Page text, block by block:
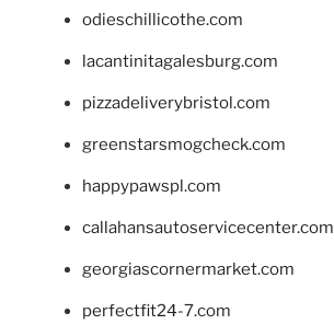
odieschillicothe.com
lacantinitagalesburg.com
pizzadeliverybristol.com
greenstarsmogcheck.com
happypawspl.com
callahansautoservicecenter.com
georgiascornermarket.com
perfectfit24-7.com